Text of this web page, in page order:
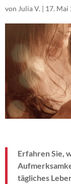
von Julia V. | 17. Mai
Erfahren Sie,
tägliches